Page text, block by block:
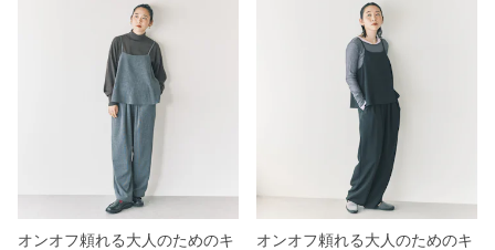
オンオフ頼れる大人のためのキ
オンオフ頼れる大人のためのキ